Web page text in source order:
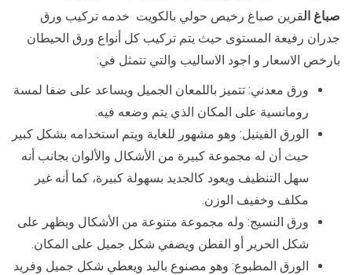
صباغ القرين صباغ رخيص حولي بالكويت خدمه تركيب ورق
جدران رفيعة المستوى حيث يتم تركيب كل أنواع ورق الحيطان
بارخص الاسعار و اجود الاساليب والتي تتمثل في:
ورق معدني: تتميز باللمعان الجميل ويساعد على ضفا لمسة
رومانسية على المكان الذي يتم وضعه فيه.
الورق الفينيل: وهو مشهور للغاية ويتم استخدامه بشكل كبير
حيث أن له مجموعة كبيرة من الأشكال والألوان بجانب أنه
سهل التنظيف ويعود كالجديد بسهولة كبيرة، كما أنه غير
مكلف وخفيف الوزن.
ورق النسيج: وله مجموعة متنوعة من الأشكال ويظهر على
شكل الحرير أو القطن ويضفي شكل جميل على المكان.
الورق المطبوع: وهو مصنوع باليد ويعطي شكل جميل وفريد